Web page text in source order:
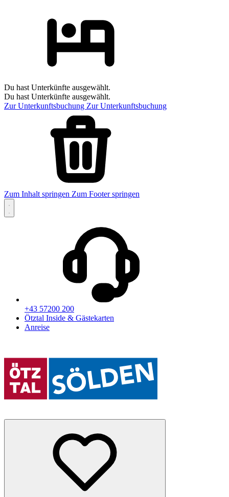
Du hast Unterkünfte ausgewählt.
Du hast Unterkünfte ausgewählt.
Zur Unterkunftsbuchung Zur Unterkunftsbuchung
Zum Inhalt springen Zum Footer springen
+43 57200 200
Ötztal Inside & Gästekarten
Anreise